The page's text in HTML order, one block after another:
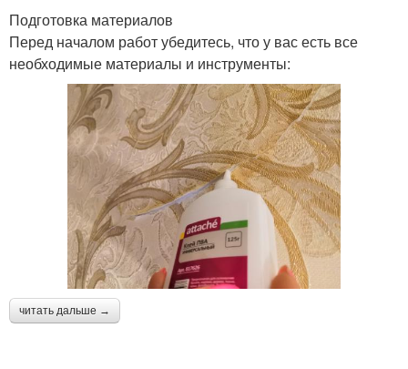
Подготовка материалов
Перед началом работ убедитесь, что у вас есть все
необходимые материалы и инструменты:
читать дальше →